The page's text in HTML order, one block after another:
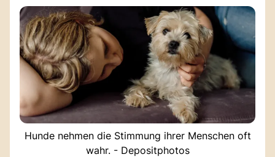
Hunde nehmen die Stimmung ihrer Menschen oft
wahr. - Depositphotos